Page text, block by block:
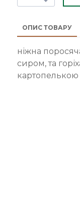
ОПИС ТОВАРУ
ніжна
сиром, та
картопелькою